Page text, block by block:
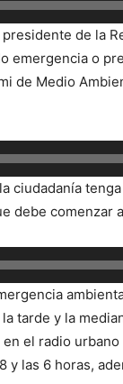
de la
emergencia o
de Medio
ciudadanía
debe comenzar
tarde y la
el radio
las 6 horas,